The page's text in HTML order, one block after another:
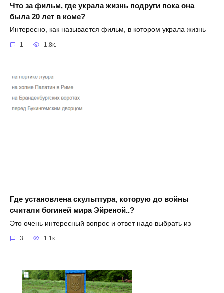
Что за фильм, где украла жизнь подруги пока она
была 20 лет в коме?
Интересно, как называется фильм, в котором украла жизнь
1 1.8к.
Где установлена скульптура, которую до войны
считали богиней мира Эйреной..?
Это очень интересный вопрос и ответ надо выбрать из
3 1.1к.